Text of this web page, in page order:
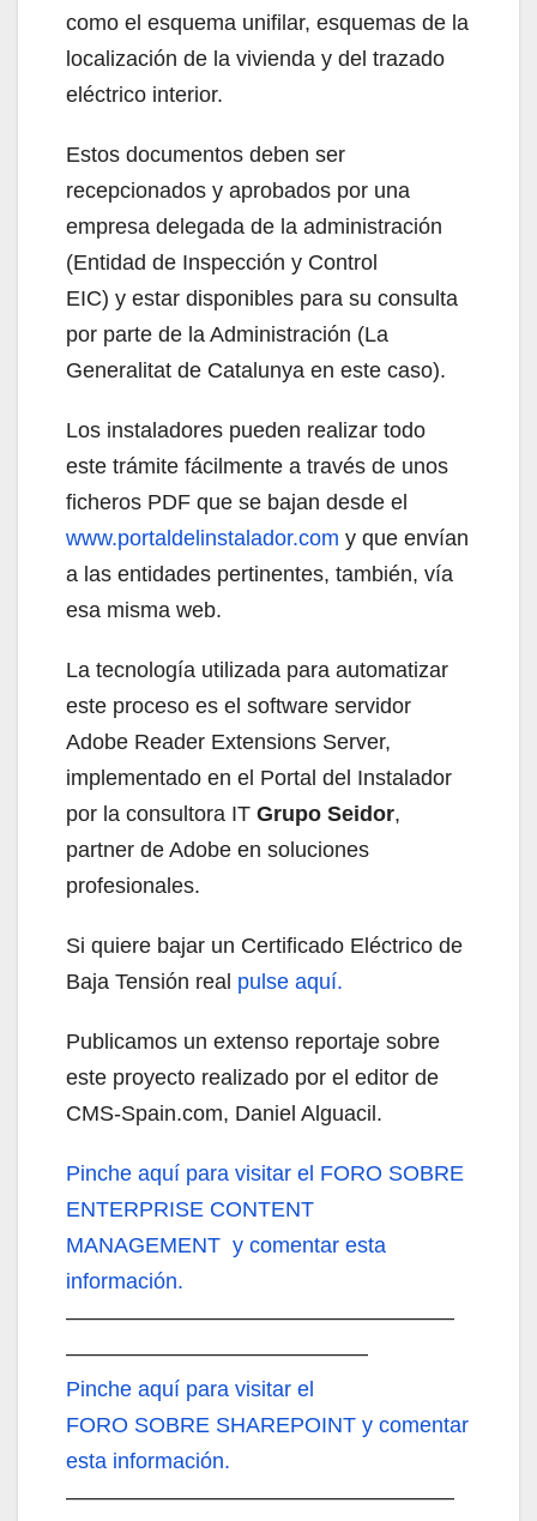
como el esquema unifilar, esquemas de la
localización de la vivienda y del trazado
eléctrico interior.
Estos documentos deben ser
recepcionados y aprobados por una
empresa delegada de la administración
(Entidad de Inspección y Control
EIC) y estar disponibles para su consulta
por parte de la Administración (La
Generalitat de Catalunya en este caso).
Los instaladores pueden realizar todo
este trámite fácilmente a través de unos
ficheros PDF que se bajan desde el
www.portaldelinstalador.com y que envían
a las entidades pertinentes, también, vía
esa misma web.
La tecnología utilizada para automatizar
este proceso es el software servidor
Adobe Reader Extensions Server,
implementado en el Portal del Instalador
por la consultora IT Grupo Seidor,
partner de Adobe en soluciones
profesionales.
Si quiere bajar un Certificado Eléctrico de
Baja Tensión real pulse aquí.
Publicamos un extenso reportaje sobre
este proyecto realizado por el editor de
CMS-Spain.com, Daniel Alguacil.
Pinche aquí para visitar el FORO SOBRE
ENTERPRISE CONTENT
MANAGEMENT y comentar esta
información.
——————————————————
——————————————
Pinche aquí para visitar el
FORO SOBRE SHAREPOINT y comentar
esta información.
——————————————————